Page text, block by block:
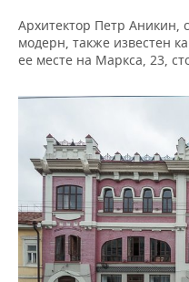
Архитектор Петр Аникин,
модерн, также известен
ее месте на Маркса, 23,